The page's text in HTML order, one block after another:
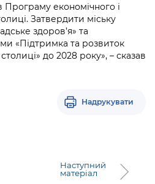
економічного і
Затвердити міську
здоров’я» та
«Підтримка та розвиток
до 2028 року», – сказав
Надрукувати
Наступний
матеріал